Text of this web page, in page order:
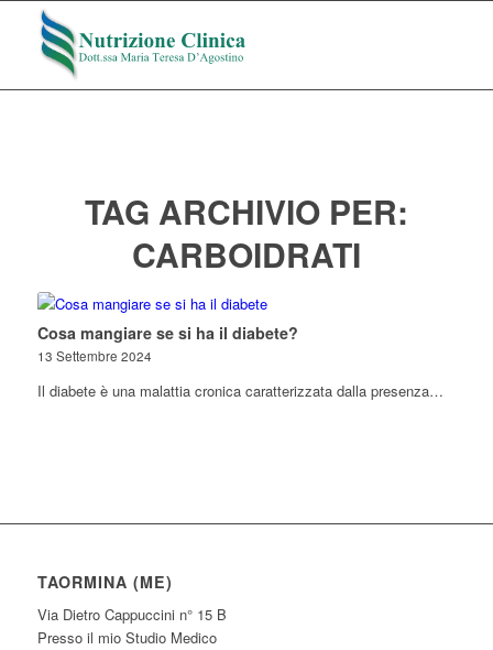
TAG ARCHIVIO PER:
CARBOIDRATI
Cosa mangiare se si ha il diabete?
13 Settembre 2024
Il diabete è una malattia cronica caratterizzata dalla presenza…
TAORMINA (ME)
Via Dietro Cappuccini n° 15 B
Presso il mio Studio Medico